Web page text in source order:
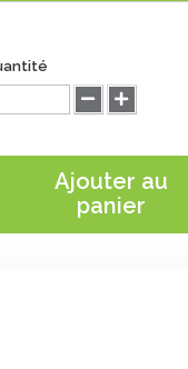
Ajouter au
panier